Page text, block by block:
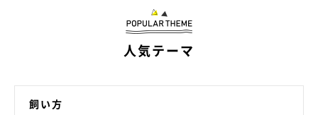
人気テーマ
飼い方